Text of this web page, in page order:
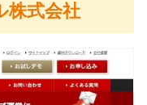
株式会社